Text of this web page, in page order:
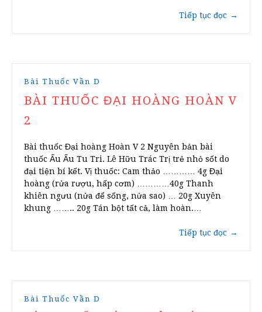
Tiếp tục đọc →
Bài Thuốc Vần D
BÀI THUỐC ĐẠI HOÀNG HOÀN V
2
Bài thuốc Đại hoàng Hoàn V 2 Nguyên bản bài
thuốc Ấu Ấu Tu Tri. Lê Hữu Trác Trị trẻ nhỏ sốt do
đại tiện bí kết. Vị thuốc: Cam thảo ………… 4g Đại
hoàng (rửa rượu, hấp cơm) …………40g Thanh
khiên ngưu (nửa để sống, nửa sao) … 20g Xuyên
khung …….. 20g Tán bột tất cả, làm hoàn.…
Tiếp tục đọc →
Bài Thuốc Vần D